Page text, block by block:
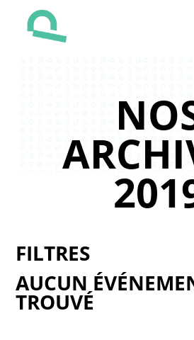
AUCUN
TROUVÉ
FILTRES